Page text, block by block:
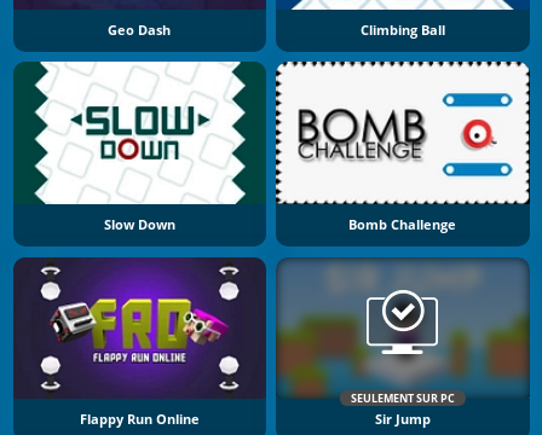
Geo Dash Climbing Ball
Slow Down Bomb Challenge
Flappy Run Online
SEULEMENT SUR PC
Sir Jump